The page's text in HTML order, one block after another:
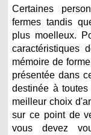
Certaines
fermes tandis
plus moelleux.
caractéristiques
mémoire de
présentée dans
destinée à
meilleur choix
sur ce point de
vous devez